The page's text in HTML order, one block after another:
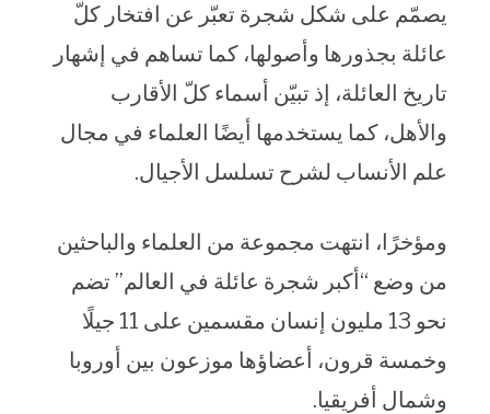
يصمّم على شكل شجرة تعبّر عن افتخار كلّ
عائلة بجذورها وأصولها، كما تساهم في إشهار
تاريخ العائلة، إذ تبيّن أسماء كلّ الأقارب
والأهل، كما يستخدمها أيضًا العلماء في مجال
علم الأنساب لشرح تسلسل الأجيال.
ومؤخرًا، انتهت مجموعة من العلماء والباحثين
من وضع “أكبر شجرة عائلة في العالم” تضم
نحو 13 مليون إنسان مقسمين على 11 جيلًا
وخمسة قرون، أعضاؤها موزعون بين أوروبا
وشمال أفريقيا.